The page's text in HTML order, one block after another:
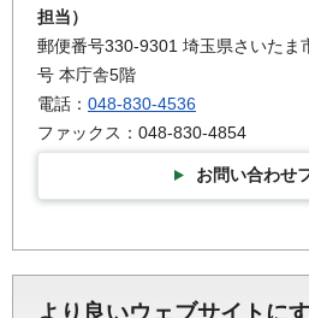
担当）
郵便番号330-9301 埼玉県さいたま
号 本庁舎5階
電話： 048-830-4536
ファックス：048-830-4854
お問い合わせ
より良いウェブサイトに